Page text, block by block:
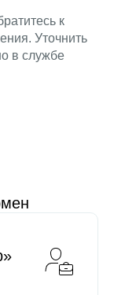
к
Уточнить
в службе